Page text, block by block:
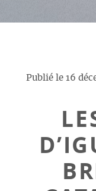
Publié le 16